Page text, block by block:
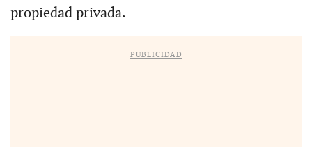
propiedad privada.
PUBLICIDAD